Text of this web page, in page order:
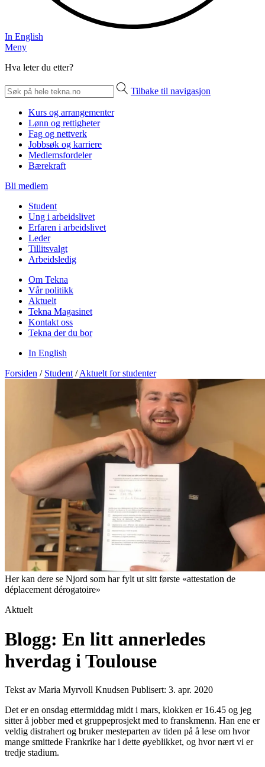
In English
Meny
Hva leter du etter?
Tilbake til navigasjon
Kurs og arrangementer
Lønn og rettigheter
Fag og nettverk
Jobbsøk og karriere
Medlemsfordeler
Bærekraft
Bli medlem
Student
Ung i arbeidslivet
Erfaren i arbeidslivet
Leder
Tillitsvalgt
Arbeidsledig
Om Tekna
Vår politikk
Aktuelt
Tekna Magasinet
Kontakt oss
Tekna der du bor
In English
Forsiden / Student / Aktuelt for studenter
Her kan dere se Njord som har fylt ut sitt første «attestation de
déplacement dérogatoire»
Aktuelt
Blogg: En litt annerledes
hverdag i Toulouse
Tekst av Maria Myrvoll Knudsen Publisert: 3. apr. 2020
Det er en onsdag ettermiddag midt i mars, klokken er 16.45 og jeg
sitter å jobber med et gruppeprosjekt med to franskmenn. Han ene er
veldig distrahert og bruker mesteparten av tiden på å lese om hvor
mange smittede Frankrike har i dette øyeblikket, og hvor nært vi er
tredje stadium.